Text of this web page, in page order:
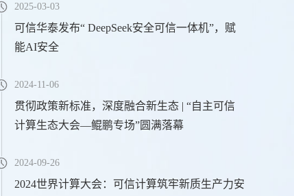
2025-03-03
可信华泰发布“ DeepSeek安全可信一体机”，赋
能AI安全
2024-11-06
贯彻政策新标准，深度融合新生态 | “自主可信
计算生态大会—鲲鹏专场”圆满落幕
2024-09-26
2024世界计算大会：可信计算筑牢新质生产力安